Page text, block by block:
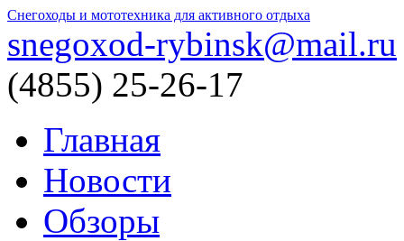
Снегоходы и мототехника для активного отдыха
snegoxod-rybinsk@mail.ru
(4855) 25-26-17
Главная
Новости
Обзоры